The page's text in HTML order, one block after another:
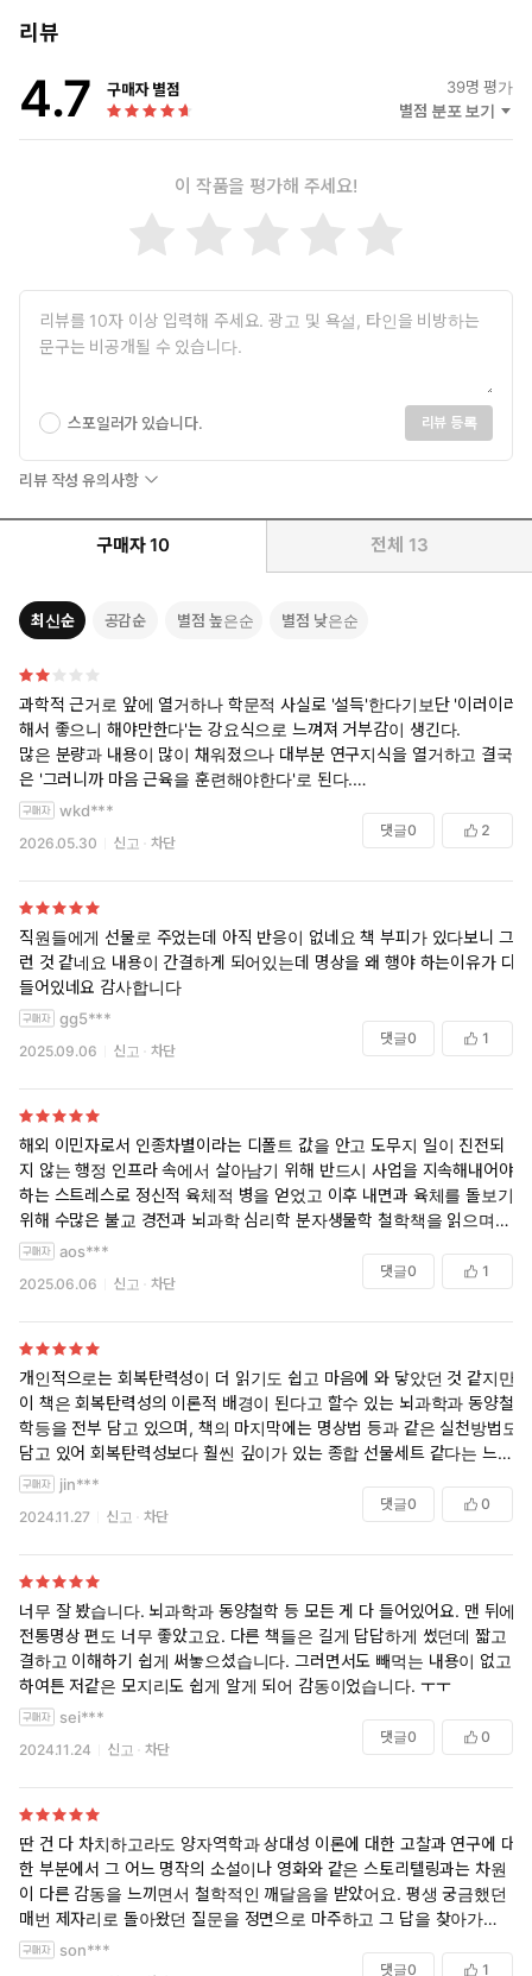
실패를 두려워하지 않는 마음근력에서 나온다.”
《회복탄력성》 김주환 교수가 최신 뇌과학과 명상으로 안내하는
모든 두려움으로부터 완전히 자유로워지는 법
★ 최재천, 권오현, 채정호, 김봉진, 김대식, 김미경, 장동선, 최재붕
마음에도 근육이 있다. 몸의 근력처럼 마음근력도 체계적이고 반복
적으로 훈련하면 강해진다. 베스트셀러 《회복탄력성》 출간 후 한
층 더 깊이 마음근력 연구에 집중해온 김주환 교수는 신간 《내면소
통》을 통해 마음근력을 키우는 가장 효과적인 방법을 밝혔다. ‘내면
은 명상이라는 것. 그는 ‘내면소통 명상’의 효능을 입증하기 위해 국
내 유수의 뇌과학자, 정신건강의학 전문의들과 공동 연구를 진행하
력 훈련을 실행해 경기력 향상에 일조했고, 이를 계기로 2017년도부
터는 연세대 야구팀의 멘털 코치로 활동, 50%를 웃돌던 승률을
의학과 의사들을 대상으로 내면소통 명상법을 강연하는 한편, 각계
각층의 리더와 명상 강사들에게 명상 훈련을 전수하고 있다. 수년에
걸친 집필을 마무리한 2022년 11월, 처음으로 일반인에게 공개된
저자의 명상 강연은 유튜브에서 누적조회 수 300만 뷰를 넘어서며
수많은 이의 삶을 변화시키고 있다. 이 책에서 제시하는 내면소통 이
론과 마음근력 훈련법들을 신뢰할 수 있는 이유다.
출간에 앞서 이 책을 먼저 읽은 최재천 교수는 저자의 명상을 “최
첨단 뇌과학과 물리학에 기반하여 통섭적으로 구축한 명상”이라
라, 최신 데이터와 현대과학으로 입증된 명상이라는 것이다. 철저
한 검증과 실험으로 일관된 이 책 《내면소통》은 그 어느 때보다
마음근력이 약해진 우리 디지털 인류에게 건강하고 행복한 삶의
방법을 제시하는 방향타가 되어줄 것이다.
리뷰
4.7 구매자 별점 39명 평가
별점 분포 보기
이 작품을 평가해 주세요!
스포일러가 있습니다. 리뷰 등록
리뷰 작성 유의사항
구매자 10 전체 13
최신순 공감순 별점 높은순 별점 낮은순
과학적 근거로 앞에 열거하나 학문적 사실로 '설득'한다기보단 '이러이러
해서 좋으니 해야만한다'는 강요식으로 느껴져 거부감이 생긴다.
많은 분량과 내용이 많이 채워졌으나 대부분 연구지식을 열거하고 결국
은 '그러니까 마음 근육을 훈련해야한다'로 된다.
어찌보면 책을 쓴다면 당연한거 아니냐 싶겠지만 근거는 납득할 몇가지
만 주어져도 얼마든 설득될수 있는데 그게 너무 많으니 오히려 더 어렵게
느껴지고 거부감을 들게한다.
자신이 연구한 내용이나 정보를 이만큼했다는걸 보여주는 건 쁘다고 볼
수는 없지만, 자신의 정보를 하루종일말하는 사람보단 그중에서 핵심만
간결하되 명확하게 전달할줄 아는것이 더욱 좋은 것임은 분명할것이다.
wkd***
2026.05.30 신고 차단
댓글0 2
직원들에게 선물로 주었는데 아직 반응이 없네요 책 부피가 있다보니 그
런 것 같네요 내용이 간결하게 되어있는데 명상을 왜 행야 하는이유가 다
들어있네요 감사합니다
gg5***
2025.09.06 신고 차단
댓글0 1
해외 이민자로서 인종차별이라는 디폴트 값을 안고 도무지 일이 진전되
지 않는 행정 인프라 속에서 살아남기 위해 반드시 사업을 지속해내어야
하는 스트레스로 정신적 육체적 병을 얻었고 이후 내면과 육체를 돌보기
위해 수많은 불교 경전과 뇌과학 심리학 분자생물학 철학책을 읽으며 나
와 내 삶 가족과 환경 인생의 의미를 되짚어 찾으려 노력중이다 몇번 이
책을 접할 기회가 있었으나 자기개발서 부류 책에 회의를 느낀터라 같은
부류로 생각했지만 얼마전 김주환 교수 인터뷰를 보고 무작정 책을 샀다
현재 서문과 챕터 1 을 읽었는데 이 책이 불교경전 만큼 내 마음을 다스리
고 위안을 줄수 있을거란 확신이 들었다
이 방대한 책속에 그 답이 들어있는 한문장이 새겨져 있기를 바라며 다시
책장을 펼친다
aos***
2025.06.06 신고 차단
댓글0 1
개인적으로는 회복탄력성이 더 읽기도 쉽고 마음에 와 닿았던 것 같지만..
이 책은 회복탄력성의 이론적 배경이 된다고 할수 있는 뇌과학과 동양철
학등을 전부 담고 있으며, 책의 마지막에는 명상법 등과 같은 실천방법도
담고 있어 회복탄력성보다 훨씬 깊이가 있는 종합 선물세트 같다는 느낌
을 받았습니다. 강추합니다.
jin***
2024.11.27 신고 차단
댓글0 0
너무 잘 봤습니다. 뇌과학과 동양철학 등 모든 게 다 들어있어요. 맨 뒤에
전통명상 편도 너무 좋았고요. 다른 책들은 길게 답답하게 썼던데 짧고 간
결하고 이해하기 쉽게 써놓으셨습니다. 그러면서도 빼먹는 내용이 없고…
하여튼 저같은 모지리도 쉽게 알게 되어 감동이었습니다. ㅜㅜ
sei***
2024.11.24 신고 차단
댓글0 0
딴 건 다 차치하고라도 양자역학과 상대성 이론에 대한 고찰과 연구에 대
한 부분에서 그 어느 명작의 소설이나 영화와 같은 스토리텔링과는 차원
이 다른 감동을 느끼면서 철학적인 깨달음을 받았어요. 평생 궁금했던 것,
매번 제자리로 돌아왔던 질문을 정면으로 마주하고 그 답을 찾아가는 여
정에 필요한 짐을 잘 꾸린 느낌입니다.
son***
댓글0 1